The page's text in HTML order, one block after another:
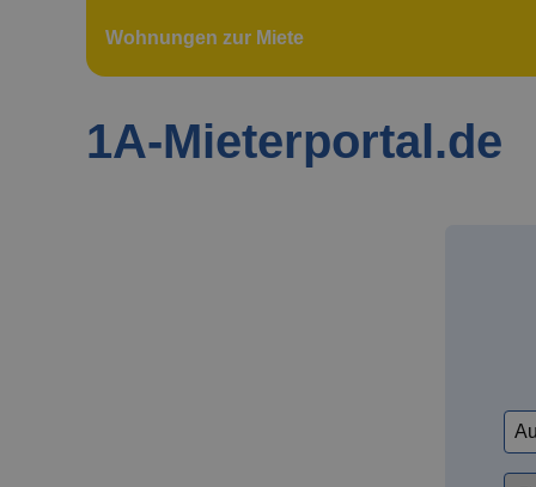
Wohnungen zur Miete
1A-Mieterportal.de